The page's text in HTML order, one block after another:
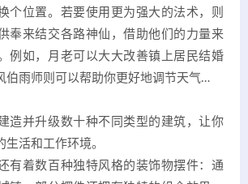
个位置。若要使用更为强大的法术，则
奉来结交各路神仙，借助他们的力量来
例如，月老可以大大改善镇上居民结婚
伯雨师则可以帮助你更好地调节天气…
造并升级数十种不同类型的建筑，让你
生活和工作环境。
有着数百种独特风格的装饰物摆件：通